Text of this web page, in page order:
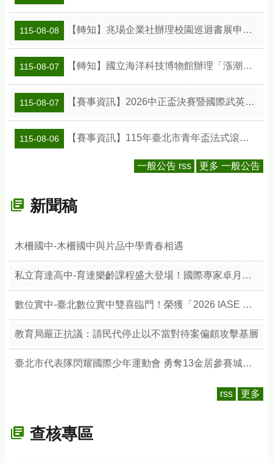
115-08-08 【轉知】兆瑒企業社辦理校園巡迴書展申請資訊
115-08-07 【轉知】國立海洋科技博物館辦理「漲潮時刻—原民智慧主題探索課程」參訪補助案
115-08-07 【賽事資訊】2026中正盃決賽暨國際武英盃武術精英錦標賽
115-08-06 【賽事資訊】115年臺北市青年盃法式滾球錦標賽
一般公告 rss 更多 一般公告
新聞稿
木柵國中-木柵國中與片品中學青春相遇
私立育達高中-育達樂齡課程盛大登場！國際專家卓月蘭帶領樂齡族體驗綠色療癒力
數位實中-臺北數位實中雙喜臨門！榮獲「2026 IASE 教育影響力獎」雙楷模，以數位治理與無圍牆校園引領教育新典範
教育局嚴正抗議：請民代停止以不當對待案偏頗攻擊基層
臺北市代表隊閃耀國際少年運動會 勇奪13金居參賽城市之冠 展現競技實力與城市榮耀
rss 更多
查核專區